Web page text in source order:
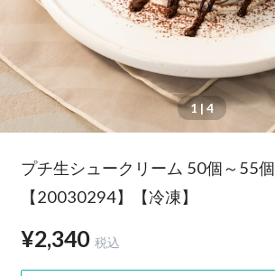
1| 4
プチ生シュークリーム 50個～55個
【20030294】【冷凍】
¥2,340 税込